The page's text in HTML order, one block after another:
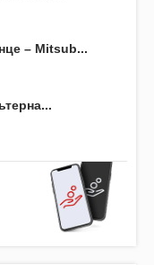
– Mitsub...